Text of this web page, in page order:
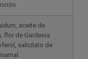
aceite de
flor de Gardenia
salicilato de